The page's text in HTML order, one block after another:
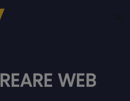
WEB